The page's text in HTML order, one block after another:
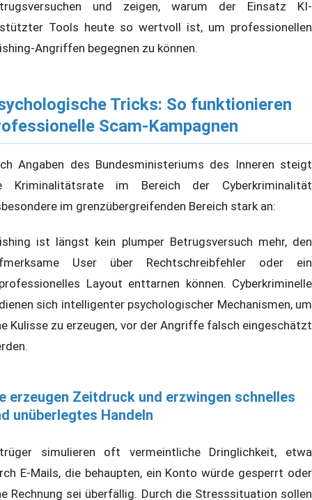
und zeigen, warum der Einsatz KI-
Tools heute so wertvoll ist, um professionellen
Angriffen begegnen zu können.
Tricks: So funktionieren
Scam-Kampagnen
Angaben des Bundesministeriums des Inneren steigt
Kriminalitätsrate im Bereich der Cyberkriminalität
im grenzübergreifenden Bereich stark an:
ist längst kein plumper Betrugsversuch mehr, den
User über Rechtschreibfehler oder ein
Layout enttarnen können. Cyberkriminelle
sich intelligenter psychologischer Mechanismen, um
Kulisse zu erzeugen, vor der Angriffe falsch eingeschätzt
erzeugen Zeitdruck und erzwingen schnelles
unüberlegtes Handeln
simulieren oft vermeintliche Dringlichkeit, etwa
E-Mails, die behaupten, ein Konto würde gesperrt oder
Rechnung sei überfällig. Durch die Stresssituation sollen